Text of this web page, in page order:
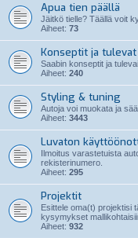
Apua tien päällä
Jäitkö tielle? Täällä voit
Aiheet: 73
Konseptit ja
Saabin konseptit ja
Aiheet: 240
Styling & tuning
Autoja voi muokata ja
Aiheet: 3443
Luvaton
Ilmoitus varastetuista
rekisterinumero.
Aiheet: 295
Projektit
Esittele oma(t) projektisi
kysymykset
Aiheet: 932